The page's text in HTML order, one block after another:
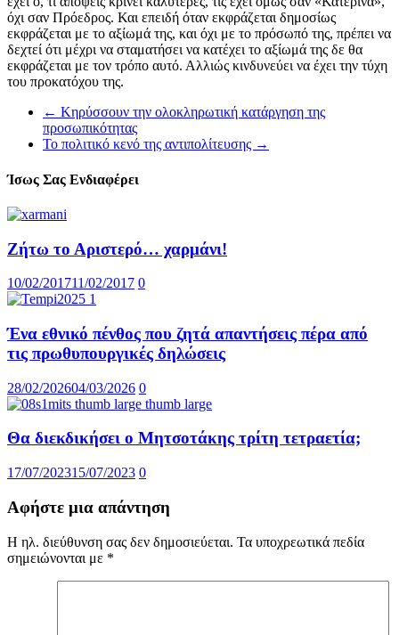
όχι σαν Πρόεδρος. Και επειδή όταν εκφράζεται δημοσίως
εκφράζεται με το αξίωμά της, και όχι με το πρόσωπό της, πρέπει να
δεχτεί ότι μέχρι να σταματήσει να κατέχει το αξίωμά της δε θα
εκφράζεται με τον τρόπο αυτό. Αλλιώς κινδυνεύει να έχει την τύχη
του προκατόχου της.
← Κηρύσσουν την ολοκληρωτική κατάργηση της
προσωπικότητας
Το πολιτικό κενό της αντιπολίτευσης →
Ίσως Σας Ενδιαφέρει
Ζήτω το Αριστερό… χαρμάνι!
10/02/201711/02/2017 0
Ένα εθνικό πένθος που ζητά απαντήσεις πέρα από
τις πρωθυπουργικές δηλώσεις
28/02/202604/03/2026 0
Θα διεκδικήσει ο Μητσοτάκης τρίτη τετραετία;
17/07/202315/07/2023 0
Αφήστε μια απάντηση
Η ηλ. διεύθυνση σας δεν δημοσιεύεται. Τα υποχρεωτικά πεδία
σημειώνονται με *